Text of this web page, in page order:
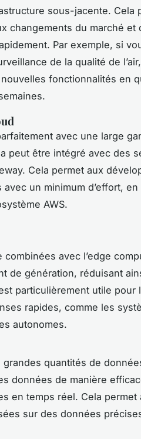
sous-jacente. Cela
changements du marché et
Par exemple, si
de la qualité de
fonctionnalités en
avec une large
peut être intégré avec des
Cela permet aux
un minimum d’effort, en
AWS.
avec l’edge
de génération, réduisant
particulièrement utile pour
rapides, comme les
autonomes.
quantités de
données de manière
en temps réel. Cela permet
sur des données